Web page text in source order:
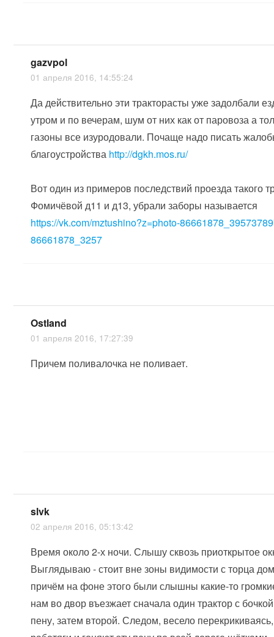
gazvpol
01 апреля 2016, 14:55:24
Да действительно эти тракторасты уже задолбали
утром и по вечерам, шум от них как от паровоза а
газоны все изуродовали. Почаще надо писать
благоустройства http://dgkh.mos.ru/
Вот один из примеров последствий проезда такого
Фомичёвой д11 и д13, убрали заборы называется
https://vk.com/mztushino?z=photo-
86661878_3257
Ostland
01 апреля 2016, 17:27:39
Причем поливалочка не поливает.
slvk
02 апреля 2016, 05:13:42
Время около 2-х ночи. Слышу сквозь приоткрытое
Выглядываю - стоит вне зоны видимости с торца
причём на фоне этого были слышны какие-то
нам во двор въезжает сначала один трактор с
пену, затем второй. Следом, весело